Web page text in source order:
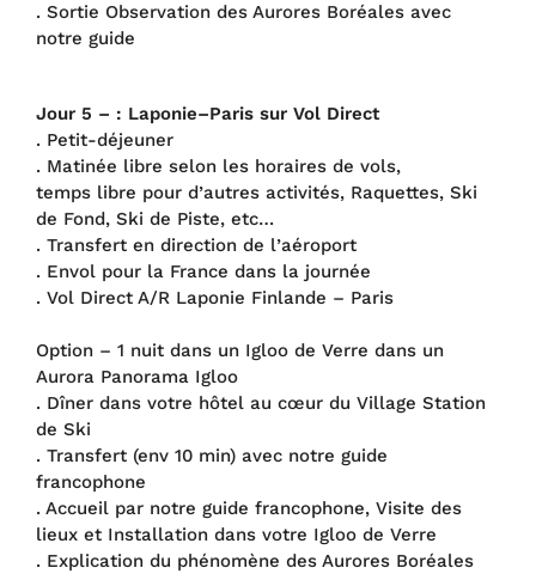
. Sortie Observation des Aurores Boréales avec
notre guide
Jour 5 – : Laponie–Paris sur Vol Direct
. Petit-déjeuner
. Matinée libre selon les horaires de vols,
temps libre pour d’autres activités, Raquettes, Ski
de Fond, Ski de Piste, etc…
. Transfert en direction de l’aéroport
. Envol pour la France dans la journée
. Vol Direct A/R Laponie Finlande – Paris
Option – 1 nuit dans un Igloo de Verre dans un
Aurora Panorama Igloo
. Dîner dans votre hôtel au cœur du Village Station
de Ski
. Transfert (env 10 min) avec notre guide
francophone
. Accueil par notre guide francophone, Visite des
lieux et Installation dans votre Igloo de Verre
. Explication du phénomène des Aurores Boréales